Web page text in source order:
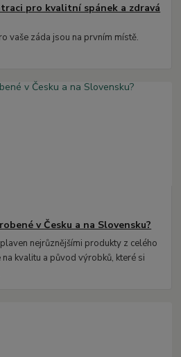
pro kvalitní spánek a zdravá
vaše záda jsou na prvním místě.
v Česku a na Slovensku?
nejrůznějšími produkty z celého
kvalitu a původ výrobků, které si